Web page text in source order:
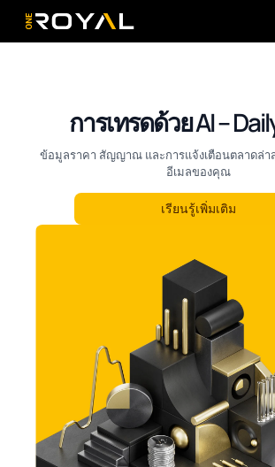
OneRoyal Home
การเทรดด้วย AI –
ข้อมูลราคา สัญญาณ และการแจ้งเตือนตลาดล่า
อีเมลของคุณ
เรียนรู้เพิ่มเติม